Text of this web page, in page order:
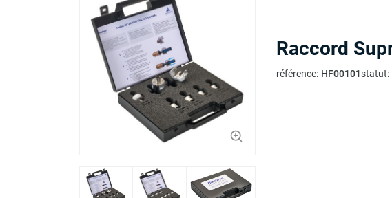
Raccord
référence: HF00101statut: